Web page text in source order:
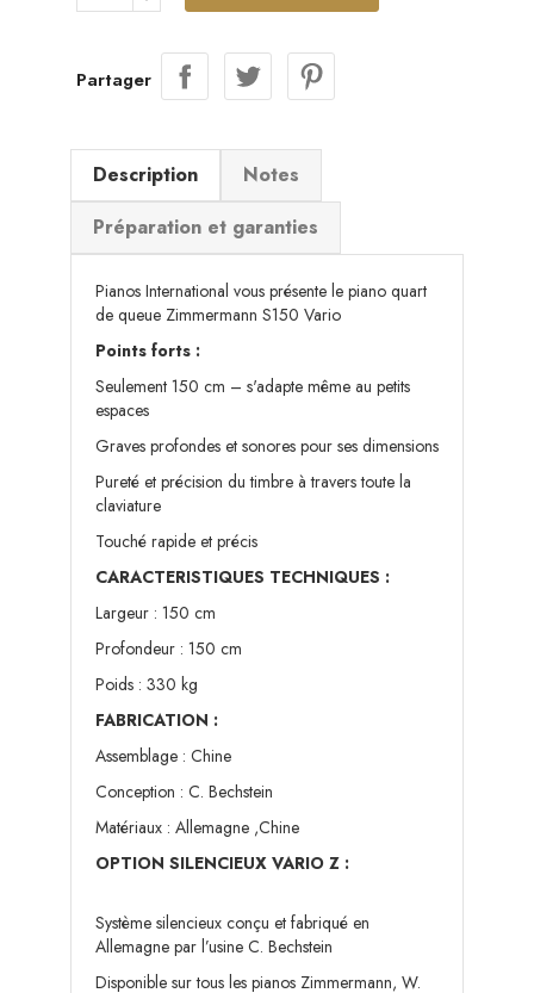
Partager
Description
Notes
Préparation et garanties
Pianos International vous présente le piano quart
de queue Zimmermann S150 Vario
Points forts :
Seulement 150 cm – s'adapte même au petits
espaces
Graves profondes et sonores pour ses dimensions
Pureté et précision du timbre à travers toute la
claviature
Touché rapide et précis
CARACTERISTIQUES TECHNIQUES :
Largeur : 150 cm
Profondeur : 150 cm
Poids : 330 kg
FABRICATION :
Assemblage : Chine
Conception : C. Bechstein
Matériaux : Allemagne ,Chine
OPTION SILENCIEUX VARIO Z :
Système silencieux conçu et fabriqué en
Allemagne par l’usine C. Bechstein
Disponible sur tous les pianos Zimmermann, W.